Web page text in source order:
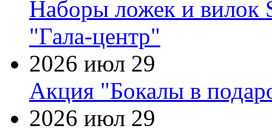
Наборы ложек и вилок
"Гала-центр"
2026 июл 29
Акция "Бокалы в
2026 июл 29